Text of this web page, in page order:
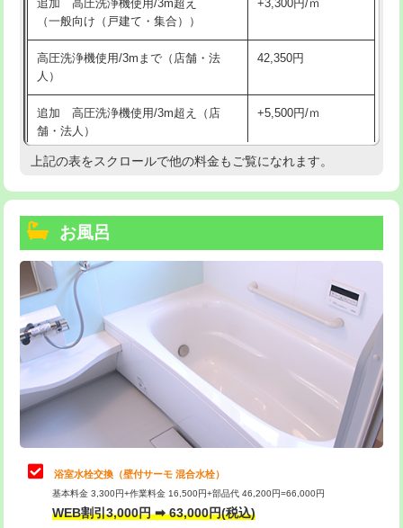
追加 高圧洗浄機使用/3m超え
（一般向け（戸建て・集合））
+3,300円/ｍ
高圧洗浄機使用/3mまで（店舗・法
人）
42,350円
追加 高圧洗浄機使用/3m超え（店
舗・法人）
+5,500円/ｍ
高度高圧洗浄換 現地調査
トーラー機使用/3mまで
追加トーラー機使用/3m超え
カメラ調査 33,000円
桝清掃 8,800円
止水・漏水調査・防水処理・清掃・修
理・調整・分解・加工など（軽作業）
止水・漏水調査・防水処理・清掃・修
理・調整・分解・加工など（中作業）
22,000円
止水・漏水調査・防水処理・清掃・修
理・調整・分解・加工など（重作業）
33,000円
上記の表をスクロールで他の料金もご覧になれます。
お風呂
浴室水栓交換（壁付サーモ 混合水栓）
基本料金 3,300円+作業料金 16,500円+部品代 46,200円=66,000円
WEB割引3,000円 ➡ 63,000円(税込)